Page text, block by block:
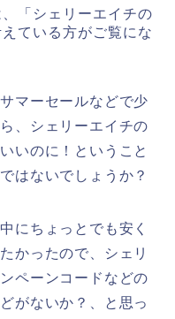
「シェリーエイチの
ている方がご覧にな
マーセールなどで少
、シェリーエイチの
いのに！ということ
はないでしょうか？
にちょっとでも安く
かったので、シェリ
ペーンコードなどの
がないか？、と思っ